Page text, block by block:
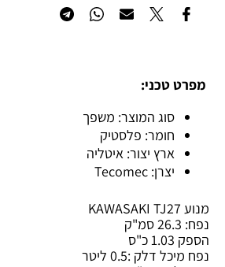
מפרט טכני:
סוג המוצר: משפך
חומר: פלסטיק
ארץ יצור: איטליה
יצרן: Tecomec
מנוע KAWASAKI TJ27
נפח: 26.3 סמ"ק
הספק 1.03 כ"ס
נפח מיכל דלק :0.5 ליטר